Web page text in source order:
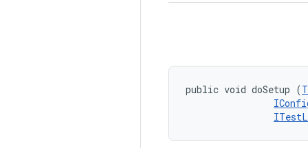
public void doSetup (